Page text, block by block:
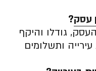
עסק?
גודלו והיקף
ותשלומים